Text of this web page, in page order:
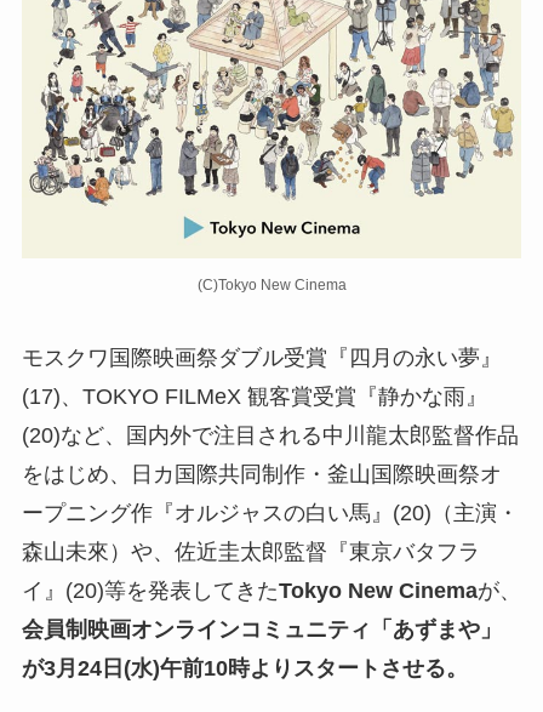
(C)Tokyo New Cinema
モスクワ国際映画祭ダブル受賞『四月の永い夢』
(17)、TOKYO FILMeX 観客賞受賞『静かな雨』
(20)など、国内外で注目される中川龍太郎監督作品
をはじめ、日カ国際共同制作・釜山国際映画祭オ
ープニング作『オルジャスの白い馬』(20)（主演・
森山未來）や、佐近圭太郎監督『東京バタフラ
イ』(20)等を発表してきたTokyo New Cinemaが、
会員制映画オンラインコミュニティ「あずまや」
が3月24日(水)午前10時よりスタートさせる。